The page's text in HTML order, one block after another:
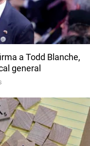
a Todd Blanche,
general